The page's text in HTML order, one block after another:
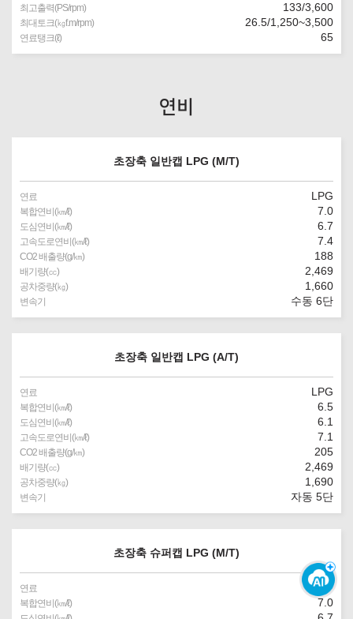
최고출력(PS/rpm) 133/3,600
최대토크(㎏f.m/rpm) 26.5/1,250~3,500
연료탱크(ℓ) 65
연비
초장축 일반캡 LPG (M/T)
연료 LPG
복합연비(㎞/ℓ) 7.0
도심연비(㎞/ℓ) 6.7
고속도로연비(㎞/ℓ) 7.4
CO2 배출량(g/㎞) 188
배기량(㏄) 2,469
공차중량(㎏) 1,660
변속기 수동 6단
초장축 일반캡 LPG (A/T)
연료 LPG
복합연비(㎞/ℓ) 6.5
도심연비(㎞/ℓ) 6.1
고속도로연비(㎞/ℓ) 7.1
CO2 배출량(g/㎞) 205
배기량(㏄) 2,469
공차중량(㎏) 1,690
변속기 자동 5단
초장축 슈퍼캡 LPG (M/T)
연료 LPG
복합연비(㎞/ℓ) 7.0